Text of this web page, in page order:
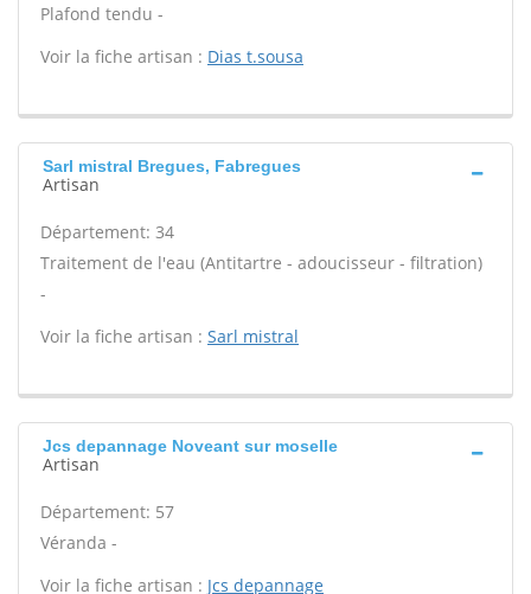
Plafond tendu -
Voir la fiche artisan : Dias t.sousa
Sarl mistral Bregues, Fabregues
Artisan
Département: 34
Traitement de l'eau (Antitartre - adoucisseur - filtration)
-
Voir la fiche artisan : Sarl mistral
Jcs depannage Noveant sur moselle
Artisan
Département: 57
Véranda -
Voir la fiche artisan : Jcs depannage